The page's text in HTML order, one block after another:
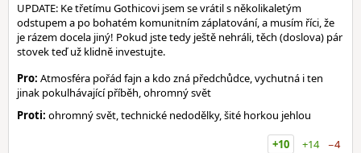
UPDATE: Ke třetímu Gothicovi jsem se vrátil s několikaletým
odstupem a po bohatém komunitním záplatování, a musím říci, že
je rázem docela jiný! Pokud jste tedy ještě nehráli, těch (doslova) pár
stovek teď už klidně investujte.
Pro: Atmosféra pořád fajn a kdo zná předchůdce, vychutná i ten
jinak pokulhávající příběh, ohromný svět
Proti: ohromný svět, technické nedodělky, šité horkou jehlou
+10
+14 −4